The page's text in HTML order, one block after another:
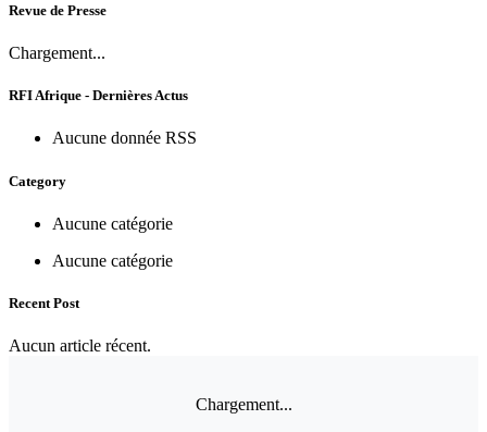
Revue de Presse
Chargement...
RFI Afrique - Dernières Actus
Aucune donnée RSS
Category
Aucune catégorie
Aucune catégorie
Recent Post
Aucun article récent.
Chargement...